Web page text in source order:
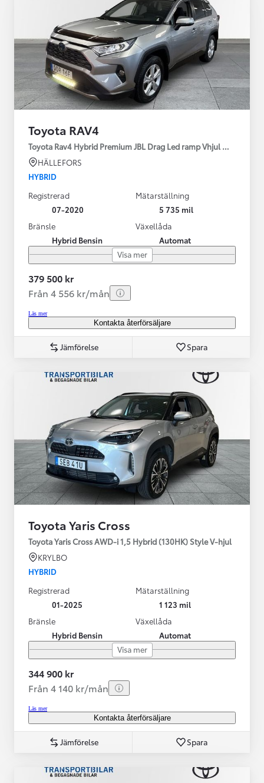
Toyota RAV4
Toyota Rav4 Hybrid Premium JBL Drag Led ramp Vhjul motorv
HÄLLEFORS
HYBRID
Registrerad
07-2020
Mätarställning
5 735 mil
Bränsle
Hybrid Bensin
Växellåda
Automat
Visa mer
379 500 kr
Från 4 556 kr/mån
Läs mer
Kontakta återförsäljare
Jämförelse Spara
Toyota Yaris Cross
Toyota Yaris Cross AWD-i 1,5 Hybrid (130HK) Style V-hjul
KRYLBO
HYBRID
Registrerad
01-2025
Mätarställning
1 123 mil
Bränsle
Hybrid Bensin
Växellåda
Automat
Visa mer
344 900 kr
Från 4 140 kr/mån
Läs mer
Kontakta återförsäljare
Jämförelse Spara